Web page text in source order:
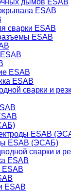
дымов ESAB
ESAB
сварки ESAB
ESAB
ESAB
ESAB
сварки и
ESAB
ESAB (ЭСАБ)
сварки и
ESAB
ESAB
ESAB